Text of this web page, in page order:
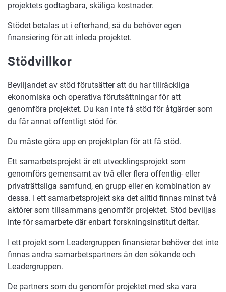
projektets godtagbara, skäliga kostnader.
Stödet betalas ut i efterhand, så du behöver egen
finansiering för att inleda projektet.
Stödvillkor
Beviljandet av stöd förutsätter att du har tillräckliga
ekonomiska och operativa förutsättningar för att
genomföra projektet. Du kan inte få stöd för åtgärder som
du får annat offentligt stöd för.
Du måste göra upp en projektplan för att få stöd.
Ett samarbetsprojekt är ett utvecklingsprojekt som
genomförs gemensamt av två eller flera offentlig- eller
privaträttsliga samfund, en grupp eller en kombination av
dessa. I ett samarbetsprojekt ska det alltid finnas minst två
aktörer som tillsammans genomför projektet. Stöd beviljas
inte för samarbete där enbart forskningsinstitut deltar.
I ett projekt som Leadergruppen finansierar behöver det inte
finnas andra samarbetspartners än den sökande och
Leadergruppen.
De partners som du genomför projektet med ska vara